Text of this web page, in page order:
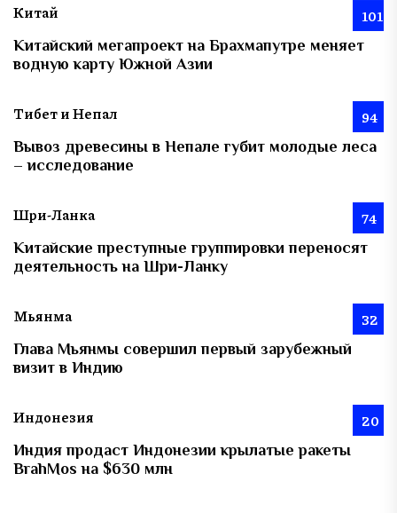
Китай 101
Китайский мегапроект на Брахмапутре меняет
водную карту Южной Азии
Тибет и Непал 94
Вывоз древесины в Непале губит молодые леса
– исследование
Шри-Ланка 74
Китайские преступные группировки переносят
деятельность на Шри-Ланку
Мьянма 32
Глава Мьянмы совершил первый зарубежный
визит в Индию
Индонезия 20
Индия продаст Индонезии крылатые ракеты
BrahMos на $630 млн